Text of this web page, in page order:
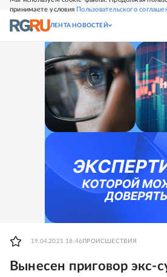
принимаете условия Пользовательского
СВЕЖИЙ НОМЕР
ЛЕНТА НОВОСТЕЙ
19.04.2021 18:46 ПРОИСШЕСТВИЯ
Вынесен приговор экс-